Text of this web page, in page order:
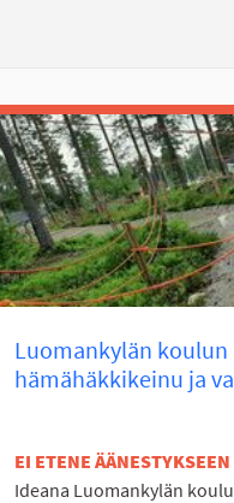
Luomankylän
hämähäkkikeinu ja
EI ETENE ÄÄNESTYKSEEN
Ideana Luomankylän